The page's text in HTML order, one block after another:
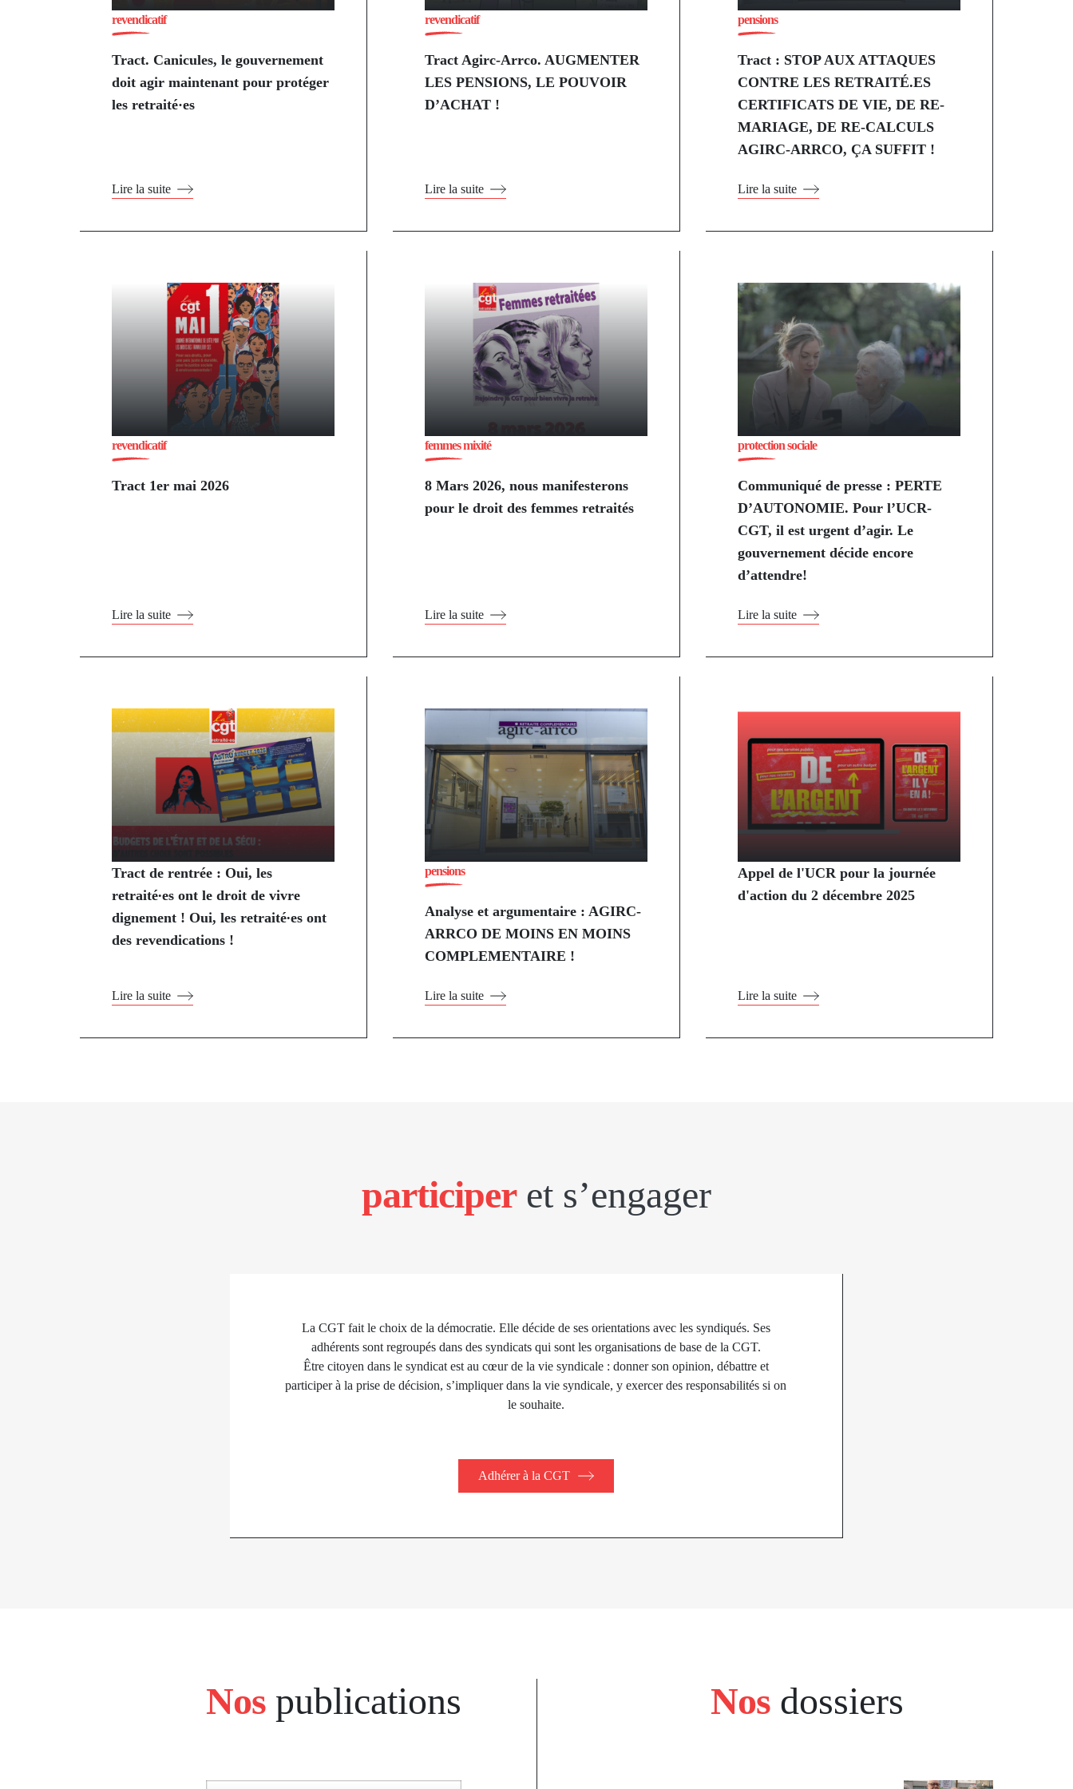
revendicatif
Tract. Canicules, le gouvernement
doit agir maintenant pour protéger
les retraité·es
Lire la suite
revendicatif
Tract Agirc-Arrco. AUGMENTER
LES PENSIONS, LE POUVOIR
D’ACHAT !
Lire la suite
pensions
Tract : STOP AUX ATTAQUES
CONTRE LES RETRAITÉ.ES
CERTIFICATS DE VIE, DE RE-
MARIAGE, DE RE-CALCULS
AGIRC-ARRCO, ÇA SUFFIT !
Lire la suite
revendicatif
Tract 1er mai 2026
Lire la suite
femmes mixité
8 Mars 2026, nous manifesterons
pour le droit des femmes retraités
Lire la suite
protection sociale
Communiqué de presse : PERTE
D’AUTONOMIE. Pour l’UCR-
CGT, il est urgent d’agir. Le
gouvernement décide encore
d’attendre!
Lire la suite
Tract de rentrée : Oui, les
retraité∙es ont le droit de vivre
dignement ! Oui, les retraité∙es ont
des revendications !
Lire la suite
pensions
Analyse et argumentaire : AGIRC-
ARRCO DE MOINS EN MOINS
COMPLEMENTAIRE !
Lire la suite
Appel de l'UCR pour la journée
d'action du 2 décembre 2025
Lire la suite
participeret s’engager
La CGT fait le choix de la démocratie. Elle décide de ses orientations avec les syndiqués. Ses
adhérents sont regroupés dans des syndicats qui sont les organisations de base de la CGT.
Être citoyen dans le syndicat est au cœur de la vie syndicale : donner son opinion, débattre et
participer à la prise de décision, s’impliquer dans la vie syndicale, y exercer des responsabilités si on
le souhaite.
Adhérer à la CGT
block
Nos publications Nosdossiers